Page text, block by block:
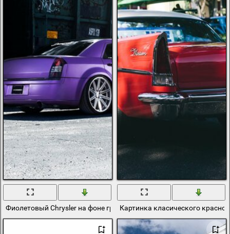
Фиолетовый Chrysler на фоне грузового вагона
Картинка класического